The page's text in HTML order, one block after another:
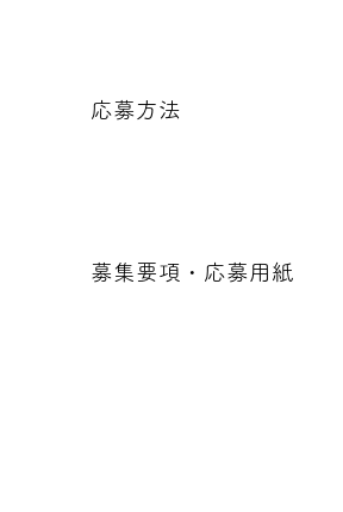
応募方法
募集要項・応募用紙